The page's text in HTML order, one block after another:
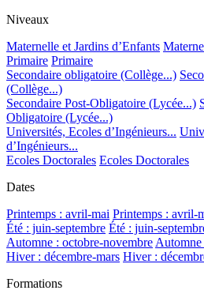
Niveaux
Maternelle et Jardins d’Enfants
Primaire Primaire
Secondaire obligatoire (Collège...)
(Collège...)
Secondaire Post-Obligatoire (Lycée...)
Obligatoire (Lycée...)
Universités, Ecoles d’Ingénieurs...
d’Ingénieurs...
Ecoles Doctorales Ecoles Doctorales
Dates
Printemps : avril-mai Printemps : avril-
Été : juin-septembre Été : juin-
Automne : octobre-novembre
Hiver : décembre-mars Hiver :
Formations